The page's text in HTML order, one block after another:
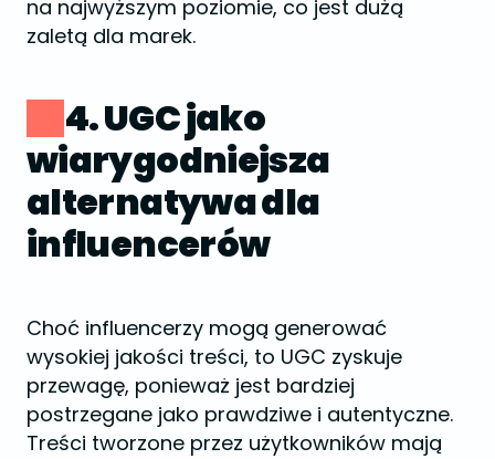
na najwyższym poziomie, co jest dużą
zaletą dla marek.
4. UGC jako
wiarygodniejsza
alternatywa dla
influencerów
Choć influencerzy mogą generować
wysokiej jakości treści, to UGC zyskuje
przewagę, ponieważ jest bardziej
postrzegane jako prawdziwe i autentyczne.
Treści tworzone przez użytkowników mają